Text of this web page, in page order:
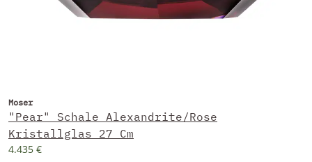
Moser
"Pear" Schale Alexandrite/Rose
Kristallglas 27 Cm
4.435 €